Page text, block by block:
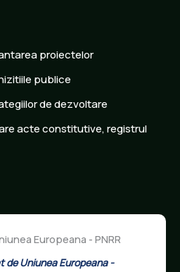
proiectelor
publice
de dezvoltare
acte constitutive, registrul
de Uniunea Europeana -